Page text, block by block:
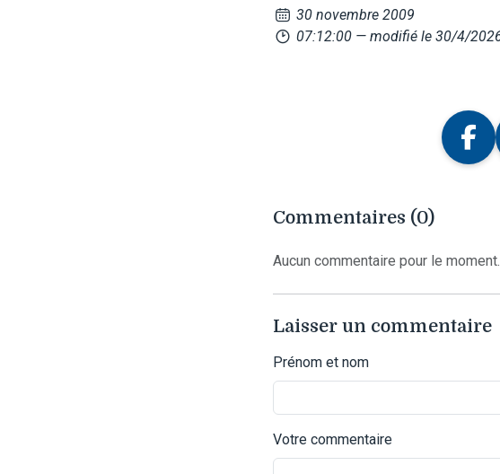
30 novembre 2009
07:12:00 — modifié le 30/4/
Commentaires (0)
Aucun commentaire pour le
Laisser un commentaire
Prénom et nom
Votre commentaire